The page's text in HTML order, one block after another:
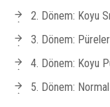
2. Dönem: Koyu
3. Dönem: Püreler
4. Dönem: Koyu
5. Dönem: Normal